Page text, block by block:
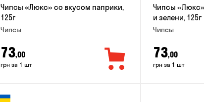
Чипсы «Люкс» со вкусом паприки,
125г
Чипсы
73,00
грн за 1 шт
Чипсы
и зелени, 125г
Чипсы
73,00
грн за 1 шт